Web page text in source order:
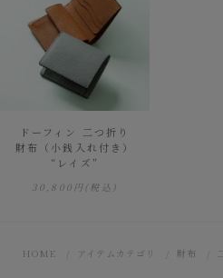
ドーフィン 二つ折り
財布（小銭入れ付き）
“レイズ”
30,800円(税込)
HOME アイテムカテゴリ 財布